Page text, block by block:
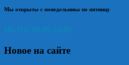
Мы открыты с понедельника по пятницу
Новое на сайте